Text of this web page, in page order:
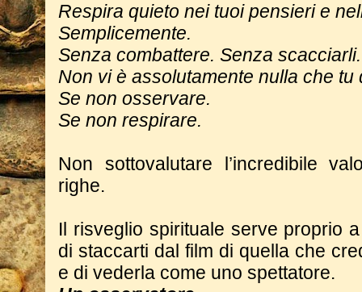
Respira quieto nei tuoi pensieri e
Semplicemente.
Senza combattere. Senza
Non vi è assolutamente nulla che tu
Se non osservare.
Se non respirare.
Non sottovalutare l’incredibile
righe.
Il risveglio spirituale serve proprio
di staccarti dal film di quella che
e di vederla come uno spettatore.